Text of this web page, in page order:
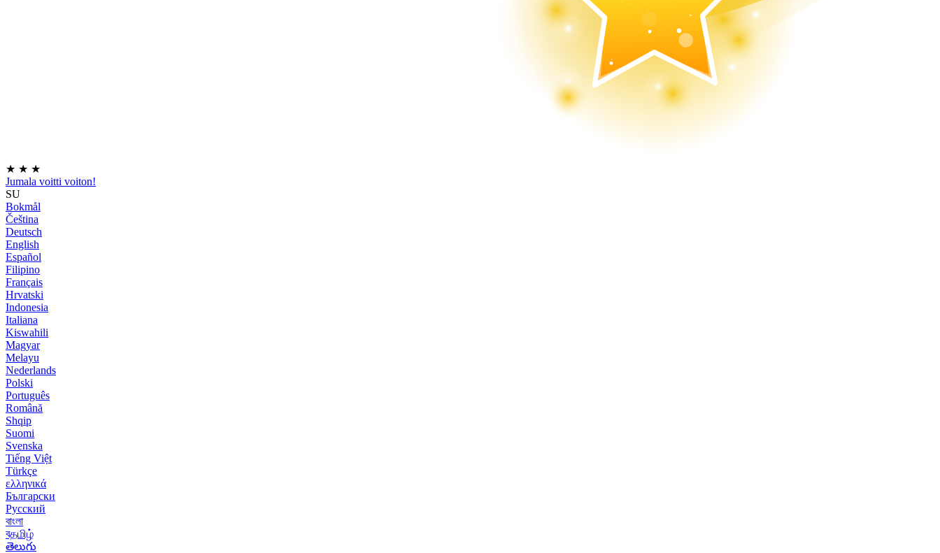
★ ★ ★
Jumala voitti voiton!
SU
Bokmål
Čeština
Deutsch
English
Español
Filipino
Français
Hrvatski
Indonesia
Italiana
Kiswahili
Magyar
Melayu
Nederlands
Polski
Português
Română
Shqip
Suomi
Svenska
Tiếng Việt
Türkçe
ελληνικά
Български
Русский
বাংলা
বதமிழ்
తెలుగు